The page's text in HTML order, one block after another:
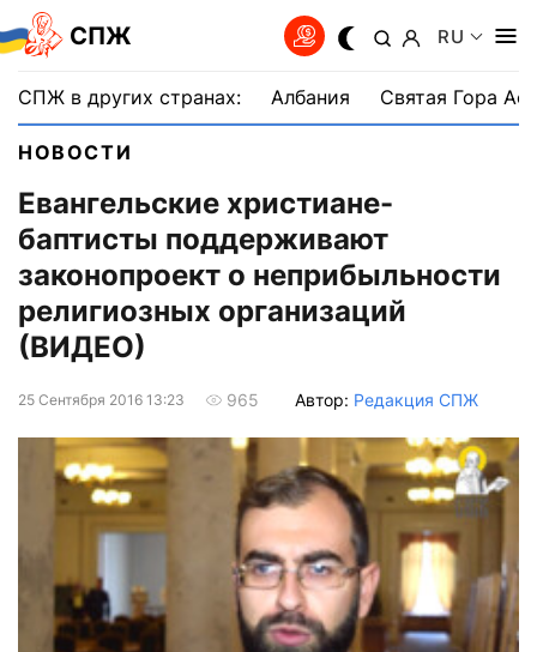
СПЖ RU
СПЖ в других странах: Албания Святая Гора
НОВОСТИ
Евангельские христиане-
баптисты поддерживают
законопроект о неприбыльности
религиозных организаций
(ВИДЕО)
25 Сентября 2016 13:23 965 Автор: Редакция СПЖ